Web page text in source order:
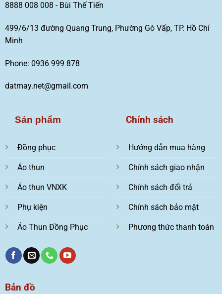
8888 008 008 - Bùi Thế Tiến
499/6/13 đường Quang Trung, Phường Gò Vấp, TP. Hồ Chí
Minh
Phone: 0936 999 878
datmay.net@gmail.com
Sản phẩm
Đồng phục
Áo thun
Áo thun VNXK
Phụ kiện
Áo Thun Đồng Phục
Chính sách
Hướng dẫn mua hàng
Chính sách giao nhận
Chính sách đổi trả
Chính sách bảo mật
Phương thức thanh toán
Bản đồ